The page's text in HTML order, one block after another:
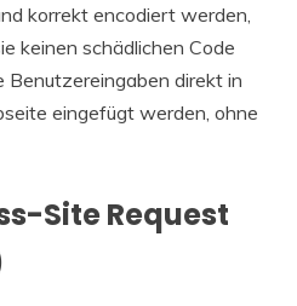
korrekt encodiert werden,
keinen schädlichen Code
Benutzereingaben direkt in
eingefügt werden, ohne
Site Request